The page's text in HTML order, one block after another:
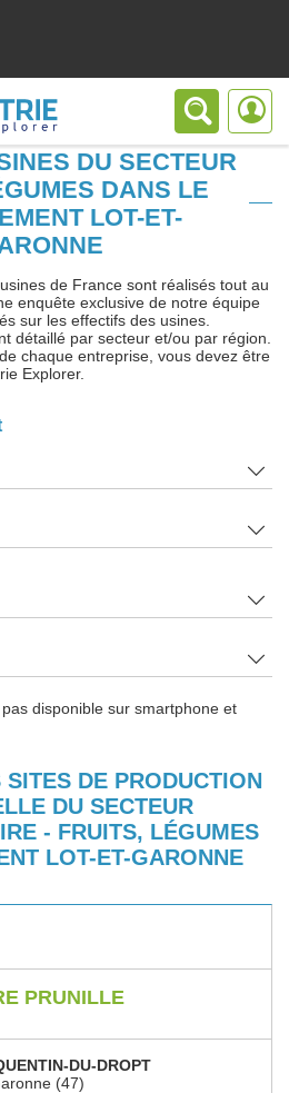
DU SECTEUR
DANS LE
LOT-ET-
de France sont réalisés tout au
enquête exclusive de notre équipe
sur les effectifs des usines.
détaillé par secteur et/ou par région.
chaque entreprise, vous devez être
Explorer.
disponible sur smartphone et
DE PRODUCTION
DU SECTEUR
- FRUITS, LÉGUMES
LOT-ET-GARONNE
PRUNILLE
DU-DROPT
(47)